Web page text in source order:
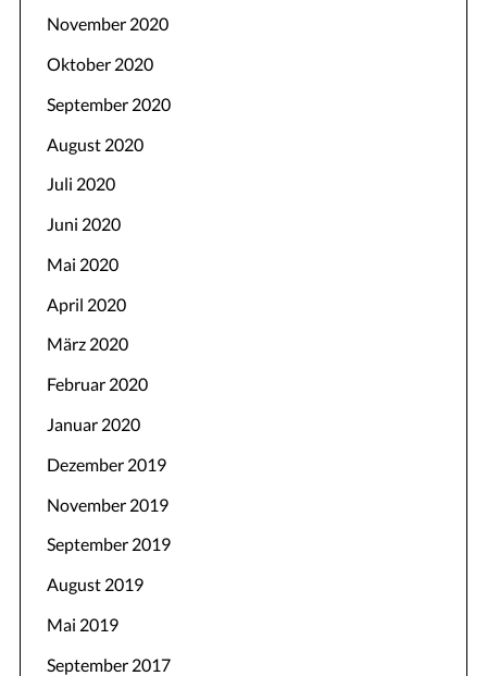
November 2020
Oktober 2020
September 2020
August 2020
Juli 2020
Juni 2020
Mai 2020
April 2020
März 2020
Februar 2020
Januar 2020
Dezember 2019
November 2019
September 2019
August 2019
Mai 2019
September 2017